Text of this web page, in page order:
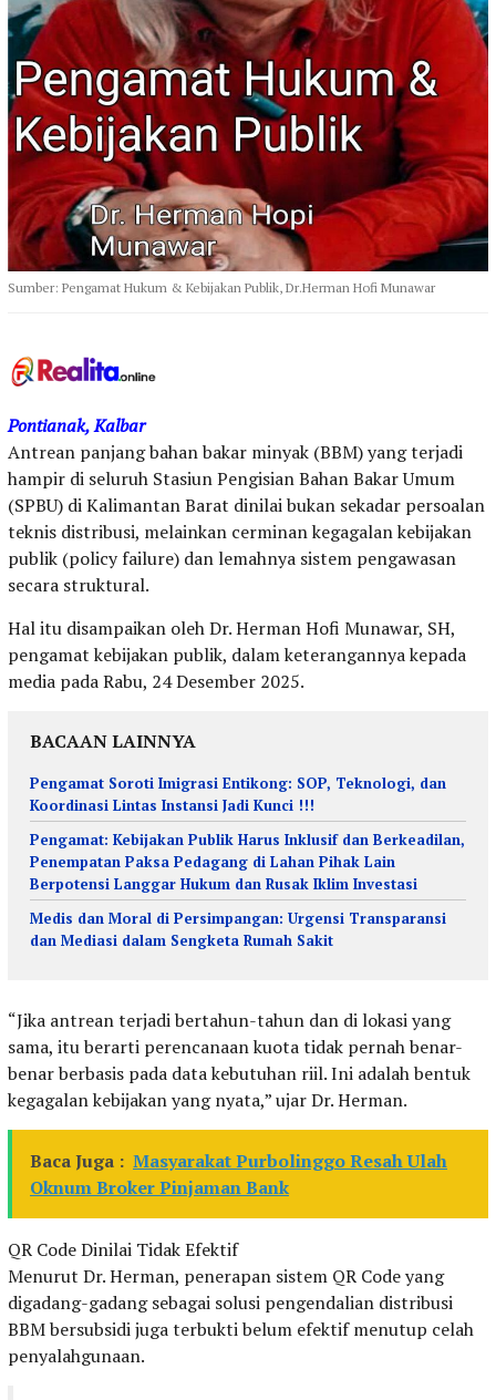
Sumber: Pengamat Hukum & Kebijakan Publik, Dr.Herman Hofi Munawar
Pontianak, Kalbar
Antrean panjang bahan bakar minyak (BBM) yang terjadi
hampir di seluruh Stasiun Pengisian Bahan Bakar Umum
(SPBU) di Kalimantan Barat dinilai bukan sekadar persoalan
teknis distribusi, melainkan cerminan kegagalan kebijakan
publik (policy failure) dan lemahnya sistem pengawasan
secara struktural.
Hal itu disampaikan oleh Dr. Herman Hofi Munawar, SH,
pengamat kebijakan publik, dalam keterangannya kepada
media pada Rabu, 24 Desember 2025.
BACAAN LAINNYA
Pengamat Soroti Imigrasi Entikong: SOP, Teknologi, dan
Koordinasi Lintas Instansi Jadi Kunci !!!
Pengamat: Kebijakan Publik Harus Inklusif dan Berkeadilan,
Penempatan Paksa Pedagang di Lahan Pihak Lain
Berpotensi Langgar Hukum dan Rusak Iklim Investasi
Medis dan Moral di Persimpangan: Urgensi Transparansi
dan Mediasi dalam Sengketa Rumah Sakit
“Jika antrean terjadi bertahun-tahun dan di lokasi yang
sama, itu berarti perencanaan kuota tidak pernah benar-
benar berbasis pada data kebutuhan riil. Ini adalah bentuk
kegagalan kebijakan yang nyata,” ujar Dr. Herman.
Baca Juga : Masyarakat Purbolinggo Resah Ulah
Oknum Broker Pinjaman Bank
QR Code Dinilai Tidak Efektif
Menurut Dr. Herman, penerapan sistem QR Code yang
digadang-gadang sebagai solusi pengendalian distribusi
BBM bersubsidi juga terbukti belum efektif menutup celah
penyalahgunaan.